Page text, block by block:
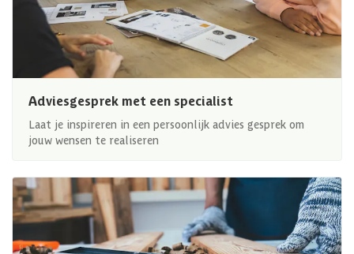
Adviesgesprek met een specialist
Laat je inspireren in een persoonlijk advies gesprek om
jouw wensen te realiseren